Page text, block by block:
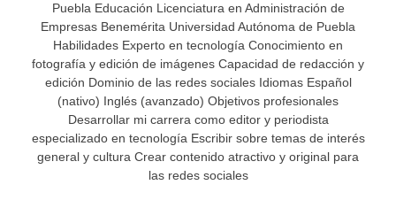
Puebla Educación Licenciatura en Administración de
Empresas Benemérita Universidad Autónoma de Puebla
Habilidades Experto en tecnología Conocimiento en
fotografía y edición de imágenes Capacidad de redacción y
edición Dominio de las redes sociales Idiomas Español
(nativo) Inglés (avanzado) Objetivos profesionales
Desarrollar mi carrera como editor y periodista
especializado en tecnología Escribir sobre temas de interés
general y cultura Crear contenido atractivo y original para
las redes sociales